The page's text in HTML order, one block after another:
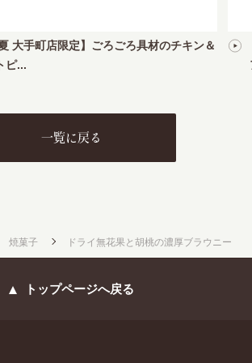
大手町店限定】ごろごろ具材のチキン＆
ピ...
一覧に戻る
焼菓子 ドライ無花果と胡桃の濃厚ブラウニー
トップページへ戻る